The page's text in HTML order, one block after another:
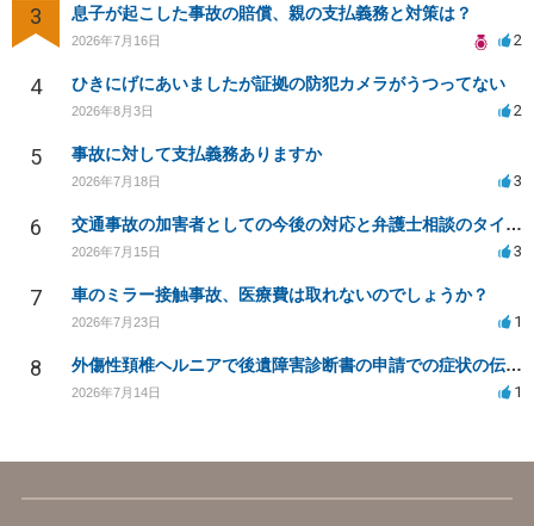
3 息子が起こした事故の賠償、親の支払義務と対策は？
2026年7月16日 2
4 ひきにげにあいましたが証拠の防犯カメラがうつってない
2026年8月3日 2
5 事故に対して支払義務ありますか
2026年7月18日 3
6 交通事故の加害者としての今後の対応と弁護士相談のタイミングは？
2026年7月15日 3
7 車のミラー接触事故、医療費は取れないのでしょうか？
2026年7月23日 1
8 外傷性頚椎ヘルニアで後遺障害診断書の申請での症状の伝え方等
2026年7月14日 1